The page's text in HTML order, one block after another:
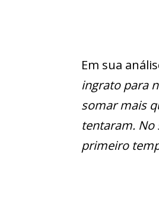
Em sua
ingrato para
somar mais
tentaram.
primeiro